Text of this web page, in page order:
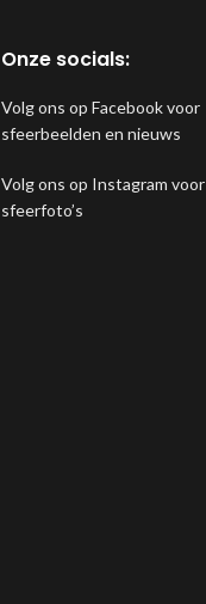
Onze socials:
Volg ons op Facebook voor
sfeerbeelden en nieuws
Volg ons op Instagram voor
sfeerfoto’s